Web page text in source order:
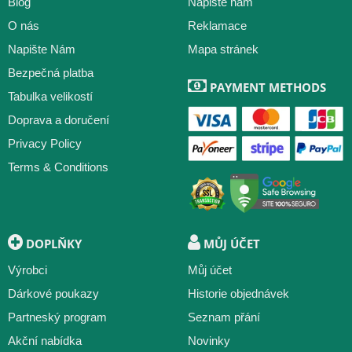
O nás
Napište Nám
Bezpečná platba
Tabulka velikostí
Doprava a doručení
Privacy Policy
Terms & Conditions
Reklamace
Mapa stránek
PAYMENT METHODS
DOPLŇKY
Výrobci
Dárkové poukazy
Partneský program
Akční nabídka
MŮJ ÚČET
Můj účet
Historie objednávek
Seznam přání
Novinky